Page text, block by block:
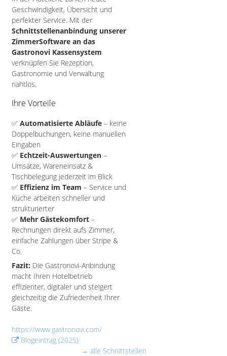
Geschwindigkeit, Übersicht und
perfekter Service. Mit der
Schnittstellenanbindung unserer
ZimmerSoftware an das
Gastronovi Kassensystem
verknüpfen Sie Rezeption,
Gastronomie und Verwaltung
nahtlos.
Ihre Vorteile
✅ Automatisierte Abläufe – keine
Doppelbuchungen, keine manuellen
Eingaben
✅ Echtzeit-Auswertungen –
Umsätze, Wareneinsatz &
Tischbelegung jederzeit im Blick
✅ Effizienz im Team – Service und
Küche arbeiten schneller und
strukturierter
✅ Mehr Gästekomfort –
Rechnungen direkt aufs Zimmer,
einfache Zahlungen über Stripe &
Co.
Fazit: Die Gastronovi-Anbindung
macht Ihren Hotelbetrieb
effizienter, digitaler und steigert
gleichzeitig die Zufriedenheit Ihrer
Gäste.
https://www.gastronovi.com/
Blogeintrag (2025)
→ alle Schnittstellen